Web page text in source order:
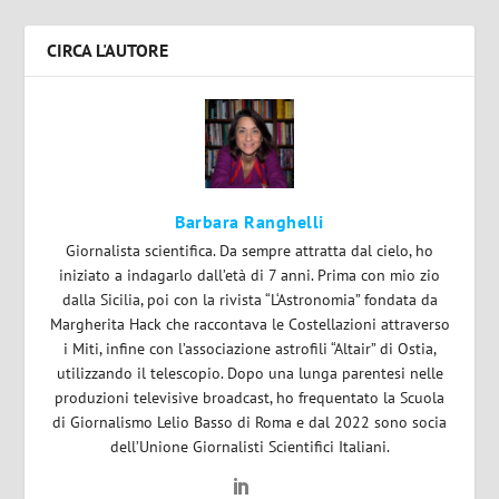
CIRCA L'AUTORE
Barbara Ranghelli
Giornalista scientifica. Da sempre attratta dal cielo, ho
iniziato a indagarlo dall’età di 7 anni. Prima con mio zio
dalla Sicilia, poi con la rivista “L‘Astronomia” fondata da
Margherita Hack che raccontava le Costellazioni attraverso
i Miti, infine con l’associazione astrofili “Altair” di Ostia,
utilizzando il telescopio. Dopo una lunga parentesi nelle
produzioni televisive broadcast, ho frequentato la Scuola
di Giornalismo Lelio Basso di Roma e dal 2022 sono socia
dell’Unione Giornalisti Scientifici Italiani.